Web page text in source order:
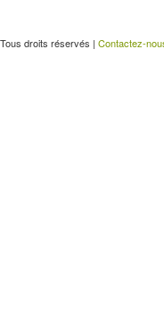
droits réservés | Contactez-